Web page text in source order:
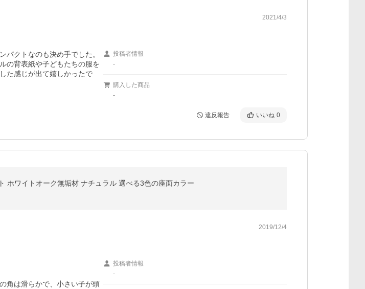
2021/4/3
パクトなのも決め手でした。
の背表紙や子どもたちの服を
た感じが出て嬉しかったで
投稿者情報
-
購入した商品
-
違反報告 いいね 0
ホワイトオーク無垢材 ナチュラル 選べる3色の座面カラー
2019/12/4
角は滑らかで、小さい子が頭
投稿者情報
-